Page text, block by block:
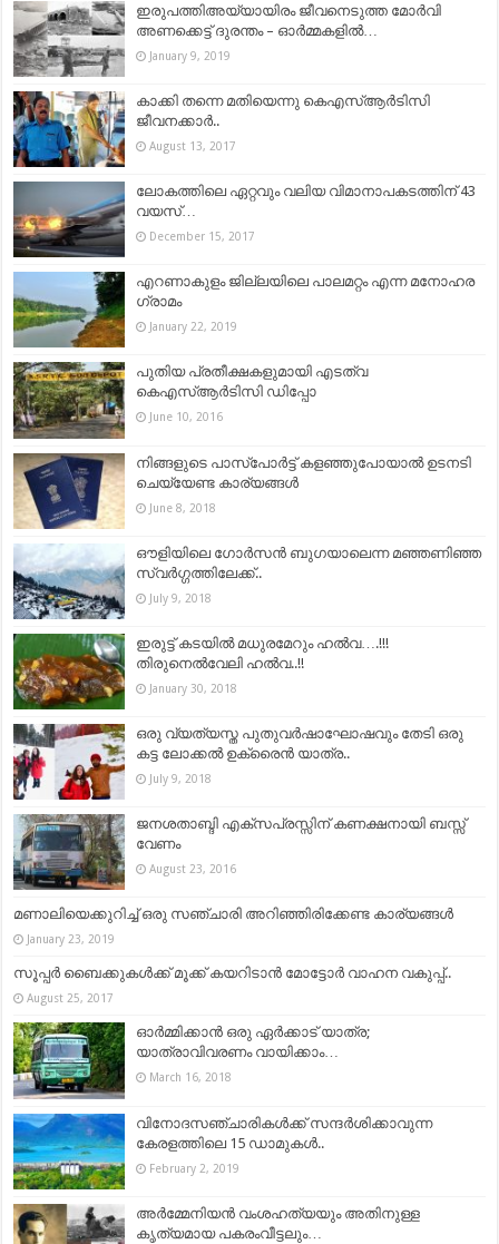
ഇരുപത്തിഅയ്യായിരം ജീവനെടുത്ത മോര്‍വി
അണക്കെട്ട് ദുരന്തം – ഓർമ്മകളിൽ…
January 9, 2019
കാക്കി തന്നെ മതിയെന്നു കെഎസ്ആർടിസി
ജീവനക്കാർ..
August 13, 2017
ലോകത്തിലെ ഏറ്റവും വലിയ വിമാനാപകടത്തിന് 43
വയസ്…
December 15, 2017
എറണാകുളം ജില്ലയിലെ പാലമറ്റം എന്ന മനോഹര
ഗ്രാമം
January 22, 2019
പുതിയ പ്രതീക്ഷകളുമായി എടത്വ
കെഎസ്ആര്‍ടിസി ഡിപ്പോ
June 10, 2016
നിങ്ങളുടെ പാസ്‌പോർട്ട് കളഞ്ഞുപോയാൽ ഉടനടി
ചെയ്യേണ്ട കാര്യങ്ങൾ
June 8, 2018
ഔളിയിലെ ഗോർസൻ ബുഗയാലെന്ന മഞ്ഞണിഞ്ഞ
സ്വർഗ്ഗത്തിലേക്ക്..
July 9, 2018
ഇരുട്ട് കടയില്‍ മധുരമേറും ഹല്‍വ….!!!
തിരുനെല്‍വേലി ഹല്‍വ..!!
January 30, 2018
ഒരു വ്യത്യസ്ത പുതുവർഷാഘോഷവും തേടി ഒരു
കട്ട ലോക്കൽ ഉക്രൈൻ യാത്ര..
July 9, 2018
ജനശതാബ്ദി എക്‌സപ്രസ്സിന് കണക്ഷനായി ബസ്സ്
വേണം
August 23, 2016
മണാലിയെക്കുറിച്ച്‌ ഒരു സഞ്ചാരി അറിഞ്ഞിരിക്കേണ്ട കാര്യങ്ങള്‍
January 23, 2019
സൂപ്പര്‍ ബൈക്കുകള്‍ക്ക് മൂക്ക് കയറിടാന്‍ മോട്ടോര്‍ വാഹന വകുപ്പ്..
August 25, 2017
ഓര്‍മ്മിക്കാന്‍ ഒരു ഏര്‍ക്കാട് യാത്ര;
യാത്രാവിവരണം വായിക്കാം…
March 16, 2018
വിനോദസഞ്ചാരികൾക്ക് സന്ദർശിക്കാവുന്ന
കേരളത്തിലെ 15 ഡാമുകൾ..
February 2, 2019
അർമ്മേനിയൻ വംശഹത്യയും അതിനുള്ള
കൃത്യമായ പകരംവീട്ടലും…